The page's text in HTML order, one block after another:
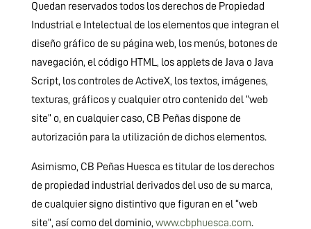
Quedan reservados todos los derechos de Propiedad
Industrial e Intelectual de los elementos que integran el
diseño gráfico de su página web, los menús, botones de
navegación, el código HTML, los applets de Java o Java
Script, los controles de ActiveX, los textos, imágenes,
texturas, gráficos y cualquier otro contenido del “web
site” o, en cualquier caso, CB Peñas dispone de
autorización para la utilización de dichos elementos.
Asimismo, CB Peñas Huesca es titular de los derechos
de propiedad industrial derivados del uso de su marca,
de cualquier signo distintivo que figuran en el “web
site”, así como del dominio, www.cbphuesca.com.